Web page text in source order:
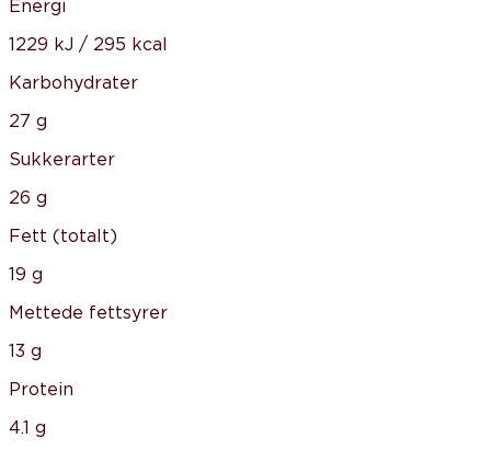
Energi
1229 kJ / 295 kcal
Karbohydrater
27 g
Sukkerarter
26 g
Fett (totalt)
19 g
Mettede fettsyrer
13 g
Protein
4.1 g